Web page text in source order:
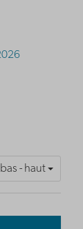
bas - haut